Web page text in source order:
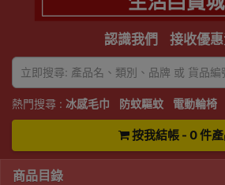
認識我們 接收優
熱門搜尋 : 冰感毛巾 防蚊驅蚊 電動輪椅
按我結帳 - 0 件
商品目錄